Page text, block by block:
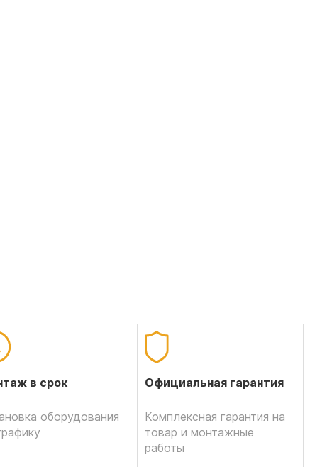
в срок
оборудования
Официальная гарантия
Комплексная гарантия на
товар и монтажные
работы